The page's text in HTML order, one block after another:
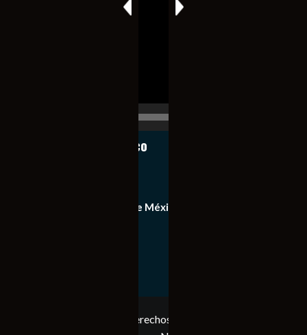
Notiexpress de México
Equipo de Notiexpress de México
Copyright © Todos los derechos reservados. Notiexpress